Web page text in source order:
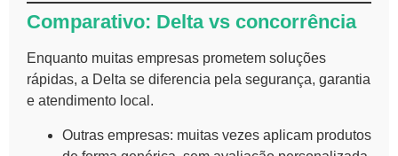
Comparativo: Delta vs concorrência
Enquanto muitas empresas prometem soluções
rápidas, a Delta se diferencia pela segurança, garantia
e atendimento local.
Outras empresas: muitas vezes aplicam produtos